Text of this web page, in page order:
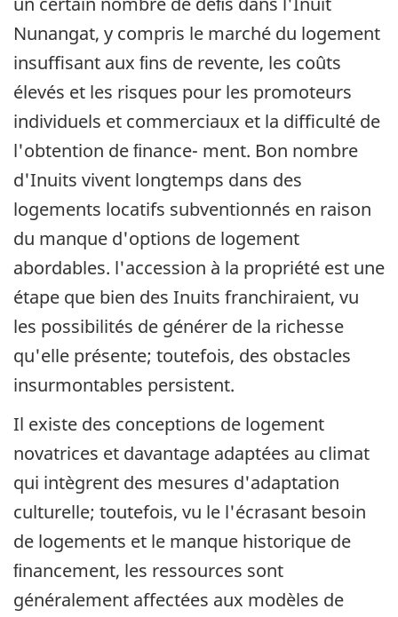
Nunangat, y compris le marché du logement
insuﬃsant aux ﬁns de revente, les coûts
élevés et les risques pour les promoteurs
individuels et commerciaux et la diﬃculté de
l'obtention de ﬁnance- ment. Bon nombre
d'Inuits vivent longtemps dans des
logements locatifs subventionnés en raison
du manque d'options de logement
abordables. l'accession à la propriété est une
étape que bien des Inuits franchiraient, vu
les possibilités de générer de la richesse
qu'elle présente; toutefois, des obstacles
insurmontables persistent.
Il existe des conceptions de logement
novatrices et davantage adaptées au climat
qui intègrent des mesures d'adaptation
culturelle; toutefois, vu le l'écrasant besoin
de logements et le manque historique de
ﬁnancement, les ressources sont
généralement affectées aux modèles de